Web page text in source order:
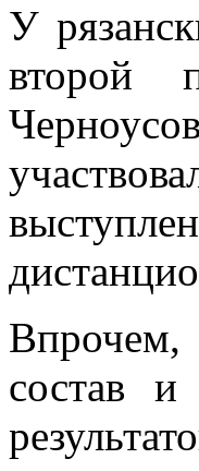
У
второй
состав